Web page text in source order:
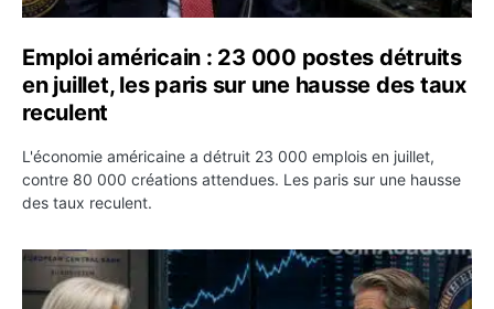
Emploi américain : 23 000 postes détruits
en juillet, les paris sur une hausse des taux
reculent
L'économie américaine a détruit 23 000 emplois en juillet,
contre 80 000 créations attendues. Les paris sur une hausse
des taux reculent.
Yen : Washington a vendu des euros sans prévenir la